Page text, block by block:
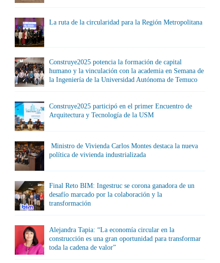
La ruta de la circularidad para la Región Metropolitana
Construye2025 potencia la formación de capital
humano y la vinculación con la academia en Semana de
la Ingeniería de la Universidad Autónoma de Temuco
Construye2025 participó en el primer Encuentro de
Arquitectura y Tecnología de la USM
Ministro de Vivienda Carlos Montes destaca la nueva
política de vivienda industrializada
Final Reto BIM: Ingestruc se corona ganadora de un
desafío marcado por la colaboración y la
transformación
Alejandra Tapia: “La economía circular en la
construcción es una gran oportunidad para transformar
toda la cadena de valor”